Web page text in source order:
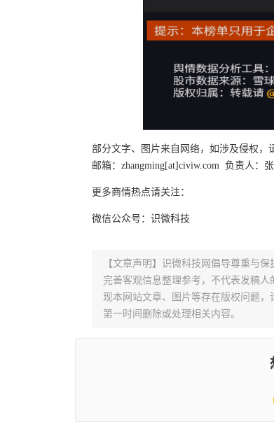
部分文字、图片来自网络，如涉及侵权，
邮箱：zhangming[at]civiw.com 负责人：张
更多商情热点请关注：
微信公众号：识微科技
【文章声明】识微科技网倡导尊重与
完善客观信息整理参考，不代表发稿
现本网站文章、图片等存在版权问题，
第一时间删除或处理相关内容。